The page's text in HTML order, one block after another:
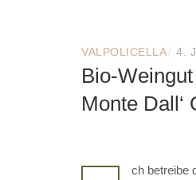
VALPOLICELLA/ 4.
Bio-
Monte Dall‘
ch betreibe